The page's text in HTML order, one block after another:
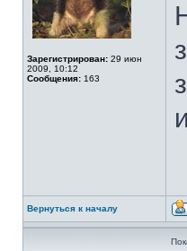
Зарегистрирован: 29 июн
2009, 10:12
Сообщения: 163
Вернуться к началу